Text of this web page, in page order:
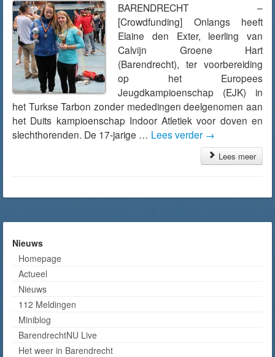
BARENDRECHT –
[Crowdfunding] Onlangs heeft
Elaine den Exter, leerling van
Calvijn Groene Hart
(Barendrecht), ter voorbereiding
op het Europees
Jeugdkampioenschap (EJK) in
het Turkse Tarbon zonder mededingen deelgenomen aan
het Duits kampioenschap Indoor Atletiek voor doven en
slechthorenden. De 17-jarige … Lees verder →
Lees meer
Nieuws
Homepage
Actueel
Nieuws
112 Meldingen
Miniblog
BarendrechtNU Live
Het weer in Barendrecht